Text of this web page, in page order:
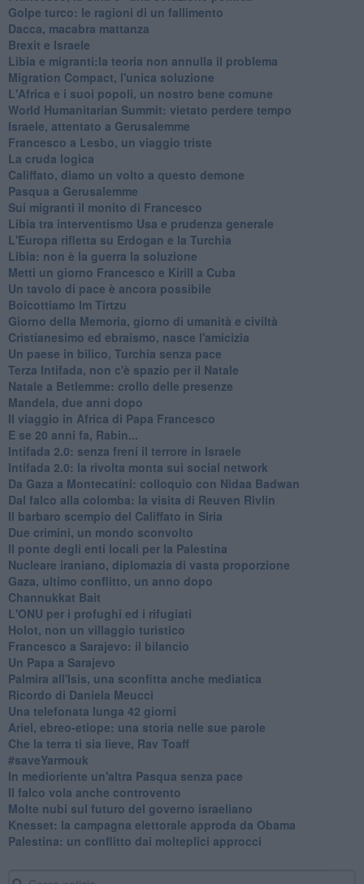
Golpe turco: le ragioni di un fallimento
Dacca, macabra mattanza
Brexit e Israele
Libia e migranti:la teoria non annulla il problema
Migration Compact, l'unica soluzione
L'Africa e i suoi popoli, un nostro bene comune
World Humanitarian Summit: vietato perdere tempo
Israele, attentato a Gerusalemme
Francesco a Lesbo, un viaggio triste
La cruda logica
Califfato, diamo un volto a questo demone
Pasqua a Gerusalemme
Sui migranti il monito di Francesco
Libia tra interventismo Usa e prudenza generale
L'Europa rifletta su Erdogan e la Turchia
Libia: non è la guerra la soluzione
Metti un giorno Francesco e Kirill a Cuba
Un tavolo di pace è ancora possibile
Boicottiamo Im Tirtzu
Giorno della Memoria, giorno di umanità e civiltà
Cristianesimo ed ebraismo, nasce l'amicizia
Un paese in bilico, Turchia senza pace
Terza Intifada, non c'è spazio per il Natale
Natale a Betlemme: crollo delle presenze
Mandela, due anni dopo
Il viaggio in Africa di Papa Francesco
E se 20 anni fa, Rabin...
Intifada 2.0: senza freni il terrore in Israele
Intifada 2.0: la rivolta monta sui social network
Da Gaza a Montecatini: colloquio con Nidaa Badwan
Dal falco alla colomba: la visita di Reuven Rivlin
Il barbaro scempio del Califfato in Siria
Due crimini, un mondo sconvolto
Il ponte degli enti locali per la Palestina
Nucleare iraniano, diplomazia di vasta proporzione
Gaza, ultimo conflitto, un anno dopo
Channukkat Bait
L'ONU per i profughi ed i rifugiati
Holot, non un villaggio turistico
Francesco a Sarajevo: il bilancio
Un Papa a Sarajevo
Palmira all'Isis, una sconfitta anche mediatica
Ricordo di Daniela Meucci
​Una telefonata lunga 42 giorni
​Ariel, ebreo-etiope: una storia nelle sue parole
Che la terra ti sia lieve, Rav Toaff
​#saveYarmouk
​In medioriente un'altra Pasqua senza pace
​Il falco vola anche controvento
Molte nubi sul futuro del governo israeliano
Knesset: la campagna elettorale approda da Obama
Palestina: un conflitto dai molteplici approcci